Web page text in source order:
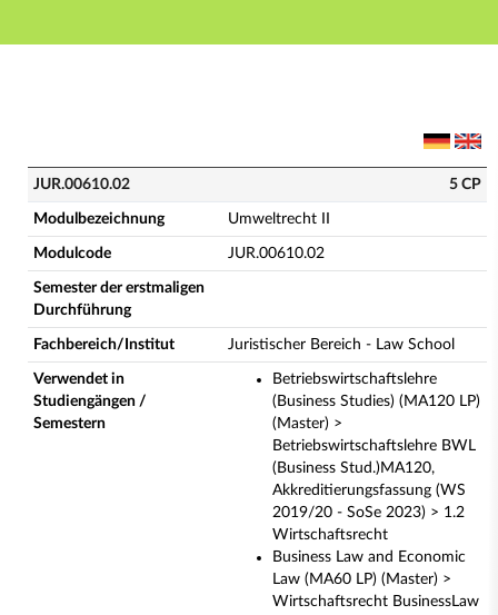
Hauptnavigation
JUR.00610.02 - Umweltrecht II (Vollständige
JUR.00610.02 5 CP
Modulbezeichnung Umweltrecht II
Modulcode JUR.00610.02
Semester der erstmaligen
Durchführung
Fachbereich/Institut Juristischer Bereich - Law School
Verwendet in
Studiengängen /
Semestern
Betriebswirtschaftslehre
(Business Studies) (MA120 LP)
(Master) >
Betriebswirtschaftslehre BWL
(Business Stud.)MA120,
Akkreditierungsfassung (WS
2019/20 - SoSe 2023) > 1.2
Wirtschaftsrecht
Business Law and Economic
Law (MA60 LP) (Master) >
Wirtschaftsrecht BusinessLaw